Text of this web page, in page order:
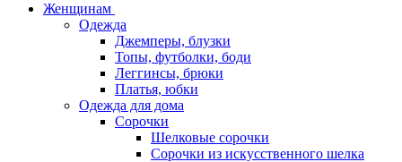
Женщинам
Одежда
Джемперы, блузки
Топы, футболки, боди
Леггинсы, брюки
Платья, юбки
Одежда для дома
Сорочки
Шелковые сорочки
Сорочки из искусственного шелка